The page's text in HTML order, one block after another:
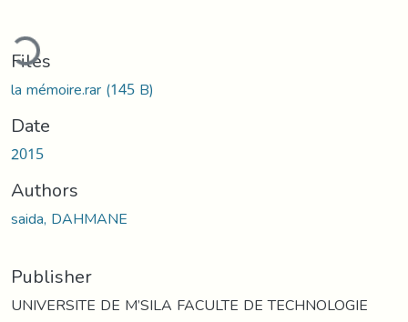
Files
la mémoire.rar(145 B)
Date
2015
Authors
saida, DAHMANE
Publisher
UNIVERSITE DE M’SILA FACULTE DE TECHNOLOGIE